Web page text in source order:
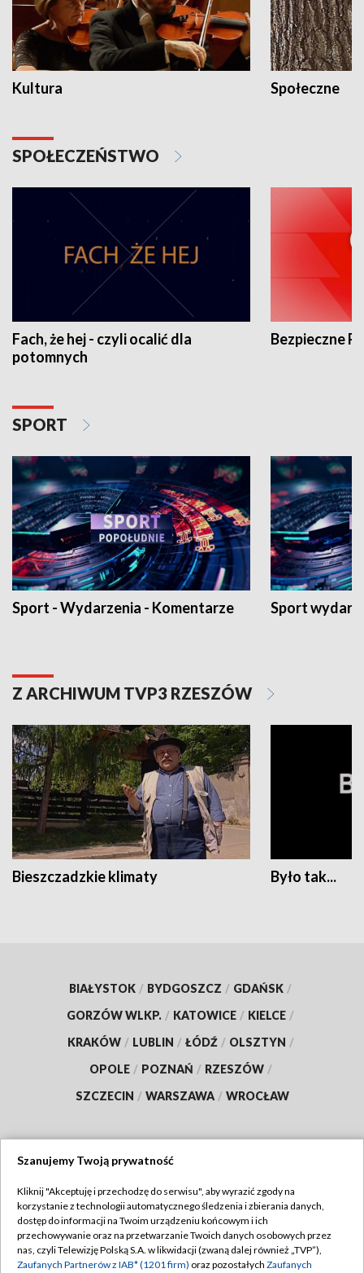
Kultura Społeczne
SPOŁECZEŃSTWO
Fach, że hej - czyli ocalić dla
potomnych
Bezpieczne
SPORT
Sport - Wydarzenia - Komentarze Sport
Z ARCHIWUM TVP3 RZESZÓW
Bieszczadzkie klimaty Było tak...
BIAŁYSTOK / BYDGOSZCZ / GDAŃSK /
GORZÓW WLKP. / KATOWICE / KIELCE /
KRAKÓW / LUBLIN / ŁÓDŹ / OLSZTYN /
OPOLE / POZNAŃ / RZESZÓW /
SZCZECIN / WARSZAWA / WROCŁAW
TVP
Abonament TVP
Emisja w TVP
Regulamin TVP
Polityka prywatności
Szanujemy Twoją prywatność
Kliknij "Akceptuję i przechodzę do serwisu", aby wyrazić zgody na
korzystanie z technologii automatycznego śledzenia i zbierania danych,
dostęp do informacji na Twoim urządzeniu końcowym i ich
przechowywanie oraz na przetwarzanie Twoich danych osobowych przez
nas, czyli Telewizję Polską S.A. w likwidacji (zwaną dalej również „TVP”),
Zaufanych Partnerów z IAB* (1201 firm) oraz pozostałych Zaufanych